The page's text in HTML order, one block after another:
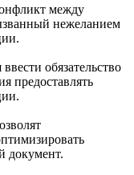
между
нежеланием
обязательство
предоставлять
документ.